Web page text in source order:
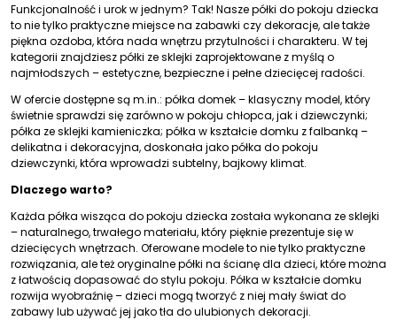
Funkcjonalność i urok w jednym? Tak! Nasze półki do pokoju dziecka
to nie tylko praktyczne miejsce na zabawki czy dekoracje, ale także
piękna ozdoba, która nada wnętrzu przytulności i charakteru. W tej
kategorii znajdziesz półki ze sklejki zaprojektowane z myślą o
najmłodszych – estetyczne, bezpieczne i pełne dziecięcej radości.
W ofercie dostępne są m.in.: półka domek – klasyczny model, który
świetnie sprawdzi się zarówno w pokoju chłopca, jak i dziewczynki;
półka ze sklejki kamieniczka; półka w kształcie domku z falbanką –
delikatna i dekoracyjna, doskonała jako półka do pokoju
dziewczynki, która wprowadzi subtelny, bajkowy klimat.
Dlaczego warto?
Każda półka wisząca do pokoju dziecka została wykonana ze sklejki
– naturalnego, trwałego materiału, który pięknie prezentuje się w
dziecięcych wnętrzach. Oferowane modele to nie tylko praktyczne
rozwiązania, ale też oryginalne półki na ścianę dla dzieci, które można
z łatwością dopasować do stylu pokoju. Półka w kształcie domku
rozwija wyobraźnię – dzieci mogą tworzyć z niej mały świat do
zabawy lub używać jej jako tła do ulubionych dekoracji.